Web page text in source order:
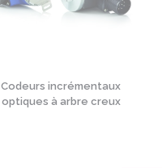
Codeurs incrémentaux
optiques à arbre creux